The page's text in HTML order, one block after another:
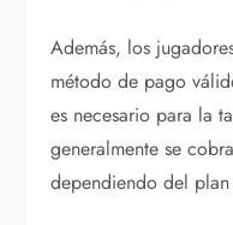
Además, los
método de pago
es necesario para la
generalmente se
dependiendo del